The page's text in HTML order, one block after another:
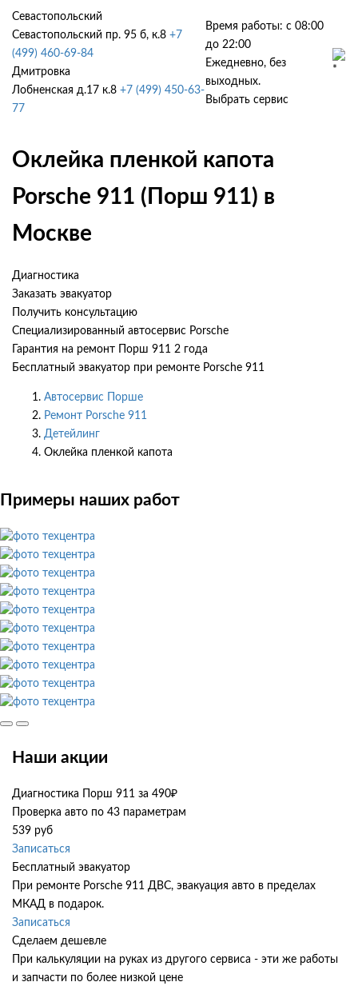
Севастопольский
Севастопольский пр. 95 б, к.8 +7
(499) 460-69-84
Дмитровка
Лобненская д.17 к.8 +7 (499) 450-63-
77
Время работы: с 08:00
до 22:00
Ежедневно, без
выходных.
Выбрать сервис
Оклейка пленкой капота
Porsche 911 (Порш 911) в
Москве
Диагностика
Заказать эвакуатор
Получить консультацию
Специализированный автосервис Porsche
Гарантия на ремонт Порш 911 2 года
Бесплатный эвакуатор при ремонте Porsche 911
Автосервис Порше
Ремонт Porsche 911
Детейлинг
Оклейка пленкой капота
Примеры наших работ
Наши акции
Диагностика Порш 911 за 490₽
Проверка авто по 43 параметрам
539 руб
Записаться
Бесплатный эвакуатор
При ремонте Porsche 911 ДВС, эвакуация авто в пределах
МКАД в подарок.
Записаться
Сделаем дешевле
При калькуляции на руках из другого сервиса - эти же работы
и запчасти по более низкой цене